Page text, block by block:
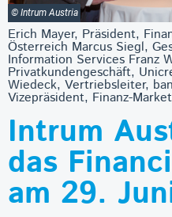
© Intrum Austria
Erich Mayer, Präsident,
Österreich Marcus Siegl,
Information Services Franz
Privatkundengeschäft,
Wiedeck, Vertriebsleiter,
Vizepräsident, Finanz-
Intrum
das
am 29.